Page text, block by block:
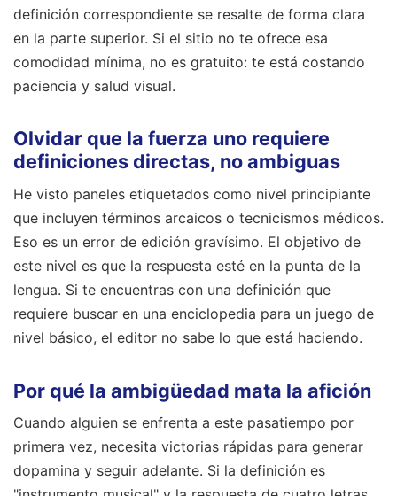
definición correspondiente se resalte de forma clara
en la parte superior. Si el sitio no te ofrece esa
comodidad mínima, no es gratuito: te está costando
paciencia y salud visual.
Olvidar que la fuerza uno requiere
definiciones directas, no ambiguas
He visto paneles etiquetados como nivel principiante
que incluyen términos arcaicos o tecnicismos médicos.
Eso es un error de edición gravísimo. El objetivo de
este nivel es que la respuesta esté en la punta de la
lengua. Si te encuentras con una definición que
requiere buscar en una enciclopedia para un juego de
nivel básico, el editor no sabe lo que está haciendo.
Por qué la ambigüedad mata la afición
Cuando alguien se enfrenta a este pasatiempo por
primera vez, necesita victorias rápidas para generar
dopamina y seguir adelante. Si la definición es